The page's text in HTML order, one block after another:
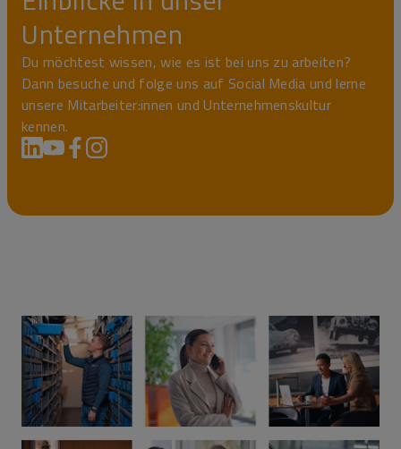
Unternehmen
Du möchtest wissen, wie es ist bei uns zu arbeiten?
Dann besuche und folge uns auf Social Media und lerne
unsere Mitarbeiter:innen und Unternehmenskultur
kennen.